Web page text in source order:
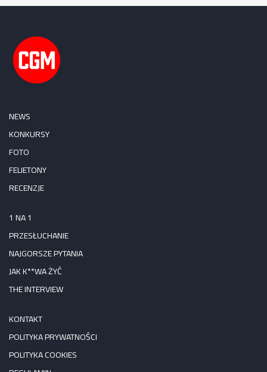
NEWS
KONKURSY
FOTO
FELIETONY
RECENZJE
1 NA 1
PRZESŁUCHANIE
NAJGORSZE PYTANIA
JAK K**WA ŻYĆ
THE INTERVIEW
KONTAKT
POLITYKA PRYWATNOŚCI
POLITYKA COOKIES